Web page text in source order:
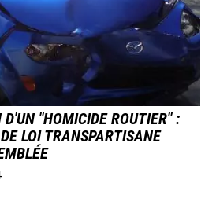
"HOMICIDE ROUTIER" :
LOI TRANSPARTISANE